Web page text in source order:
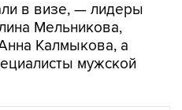
в визе, — лидеры
Мельникова,
Калмыкова, а
мужской